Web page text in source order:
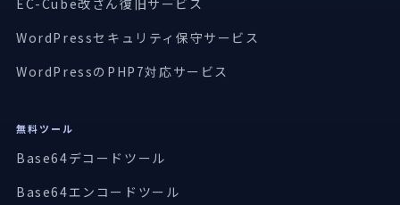
WordPressセキュリティ保守サービス
WordPressのPHP7対応サービス
無料ツール
Base64デコードツール
Base64エンコードツール